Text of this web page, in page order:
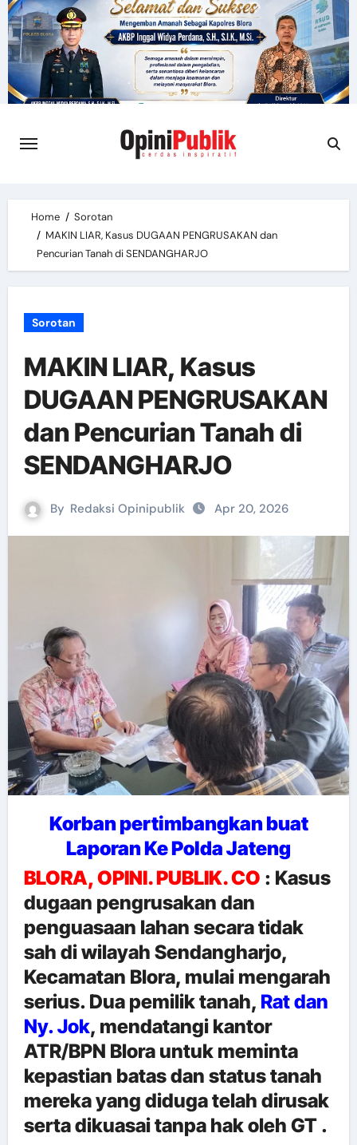
Skip
to
content
Home
Sorotan
MAKIN LIAR, Kasus DUGAAN PENGRUSAKAN dan
Pencurian Tanah di SENDANGHARJO
Sorotan
MAKIN LIAR, Kasus
DUGAAN PENGRUSAKAN
dan Pencurian Tanah di
SENDANGHARJO
By Redaksi Opinipublik Apr 20, 2026
Korban pertimbangkan buat
Laporan Ke Polda Jateng
BLORA, OPINI. PUBLIK. CO : Kasus
dugaan pengrusakan dan
penguasaan lahan secara tidak
sah di wilayah Sendangharjo,
Kecamatan Blora, mulai mengarah
serius. Dua pemilik tanah, Rat dan
Ny. Jok, mendatangi kantor
ATR/BPN Blora untuk meminta
kepastian batas dan status tanah
mereka yang diduga telah dirusak
serta dikuasai tanpa hak oleh GT .